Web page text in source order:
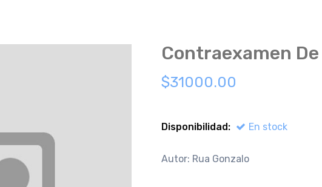
Contraexamen
$31000.00
Disponibilidad: En stock
Autor: Rua Gonzalo